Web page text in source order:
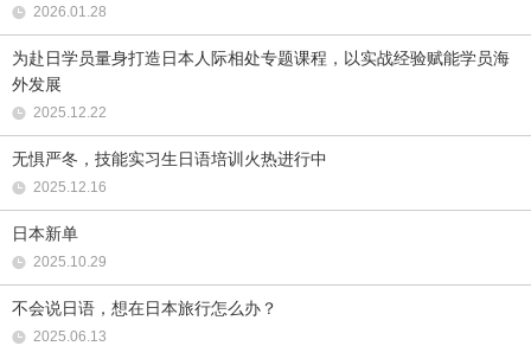
2026.01.28
为赴日学员量身打造日本人际相处专题课程，以实战经验赋能学员海
外发展
2025.12.22
无惧严冬，技能实习生日语培训火热进行中
2025.12.16
日本新单
2025.10.29
不会说日语，想在日本旅行怎么办？
2025.06.13